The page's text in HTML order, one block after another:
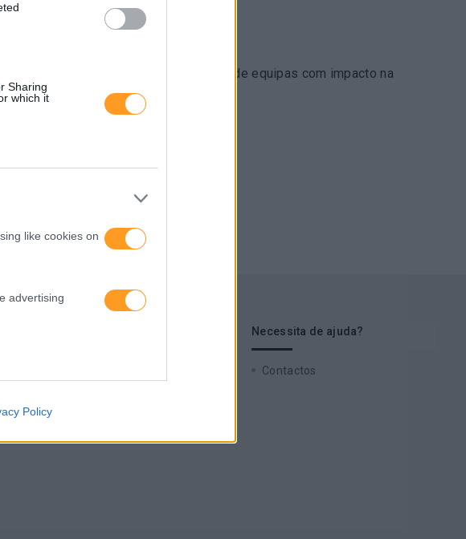
Sharing
which it
like cookies on
advertising
like cookies on
Policy
OBTIDO
competências de liderança e gestão de equipas com impacto na
e nos resultados.
Necessita de ajuda?
Contactos